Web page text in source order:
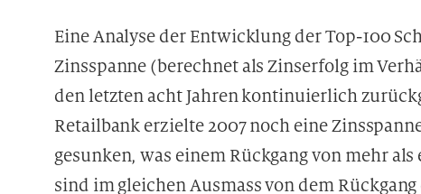
Eine Analyse der Entwicklung der Top-100
Zinsspanne (berechnet als Zinserfolg im
den letzten acht Jahren kontinuierlich
Retailbank erzielte 2007 noch eine
gesunken, was einem Rückgang von mehr
sind im gleichen Ausmass von dem